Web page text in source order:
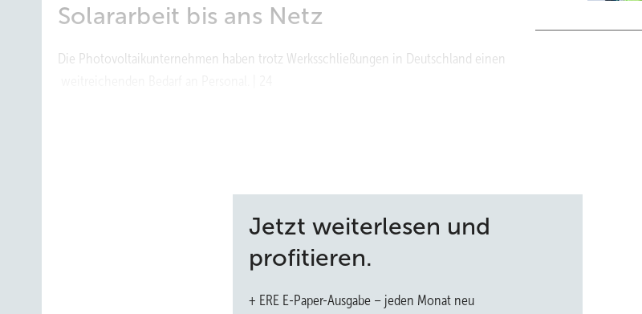
Solararbeit bis ans Netz
Die Photovoltaikunternehmen haben trotz Werksschließungen in Deutschland einen
Jetzt weiterlesen und
profitieren.
+ ERE E-Paper-Ausgabe – jeden Monat neu